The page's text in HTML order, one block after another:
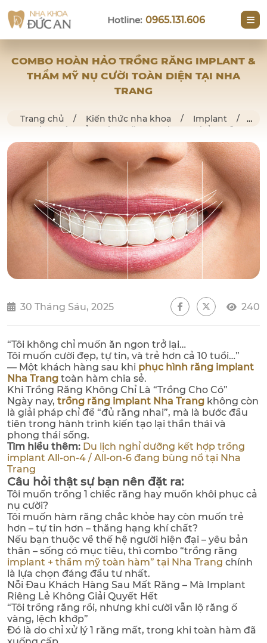
Hotline: 0965.131.606
COMBO HOÀN HẢO TRỒNG RĂNG IMPLANT &
THẨM MỸ NỤ CƯỜI TOÀN DIỆN TẠI NHA
TRANG
Trang chủ / Kiến thức nha khoa / Implant
/
Combo Hoàn Hảo Trồng Răng Implant & Thẩm Mỹ Nụ
Cười Toàn Diện tại Nha Trang
30 Tháng Sáu, 2025 240
“Tôi không chỉ muốn ăn ngon trở lại…
Tôi muốn cười đẹp, tự tin, và trẻ hơn cả 10 tuổi…”
— Một khách hàng sau khi phục hình răng implant
Nha Trang toàn hàm chia sẻ.
Khi Trồng Răng Không Chỉ Là “Trồng Cho Có”
Ngày nay, trồng răng implant Nha Trang không còn
là giải pháp chỉ để “đủ răng nhai”, mà là bước đầu
tiên trong hành trình kiến tạo lại thần thái và
phong thái sống.
Tìm hiểu thêm: Du lịch nghỉ dưỡng kết hợp trồng
implant All-on-4 / All-on-6 đang bùng nổ tại Nha
Trang
Câu hỏi thật sự bạn nên đặt ra:
Tôi muốn trồng 1 chiếc răng hay muốn khôi phục cả
nụ cười?
Tôi muốn hàm răng chắc khỏe hay còn muốn trẻ
hơn – tự tin hơn – thăng hạng khí chất?
Nếu bạn thuộc về thế hệ người hiện đại – yêu bản
thân – sống có mục tiêu, thì combo “trồng răng
implant + thẩm mỹ toàn hàm” tại Nha Trang chính
là lựa chọn đáng đầu tư nhất.
Nỗi Đau Khách Hàng Sau Mất Răng – Mà Implant
Riêng Lẻ Không Giải Quyết Hết
“Tôi trồng răng rồi, nhưng khi cười vẫn lộ răng ố
vàng, lệch khớp”
Đó là do chỉ xử lý 1 răng mất, trong khi toàn hàm đã